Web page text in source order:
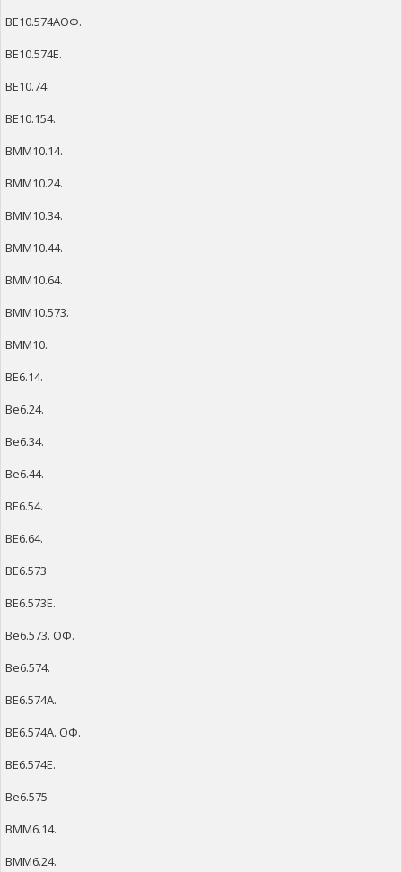
ВЕ10.574АОФ.
ВЕ10.574Е.
ВЕ10.74.
ВЕ10.154.
ВММ10.14.
ВММ10.24.
ВММ10.34.
ВММ10.44.
ВММ10.64.
ВММ10.573.
ВММ10.
ВЕ6.14.
Ве6.24.
Ве6.34.
Ве6.44.
ВЕ6.54.
ВЕ6.64.
ВЕ6.573
ВЕ6.573Е.
Ве6.573. ОФ.
Ве6.574.
ВЕ6.574А.
ВЕ6.574А. ОФ.
ВЕ6.574Е.
Ве6.575
ВММ6.14.
ВММ6.24.